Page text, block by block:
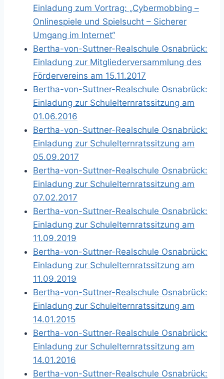
Einladung zum Vortrag: „Cybermobbing –
Onlinespiele und Spielsucht – Sicherer
Umgang im Internet“
Bertha-von-Suttner-Realschule Osnabrück:
Einladung zur Mitgliederversammlung des
Fördervereins am 15.11.2017
Bertha-von-Suttner-Realschule Osnabrück:
Einladung zur Schulelternratssitzung am
01.06.2016
Bertha-von-Suttner-Realschule Osnabrück:
Einladung zur Schulelternratssitzung am
05.09.2017
Bertha-von-Suttner-Realschule Osnabrück:
Einladung zur Schulelternratssitzung am
07.02.2017
Bertha-von-Suttner-Realschule Osnabrück:
Einladung zur Schulelternratssitzung am
11.09.2019
Bertha-von-Suttner-Realschule Osnabrück:
Einladung zur Schulelternratssitzung am
11.09.2019
Bertha-von-Suttner-Realschule Osnabrück:
Einladung zur Schulelternratssitzung am
14.01.2015
Bertha-von-Suttner-Realschule Osnabrück:
Einladung zur Schulelternratssitzung am
14.01.2016
Bertha-von-Suttner-Realschule Osnabrück: